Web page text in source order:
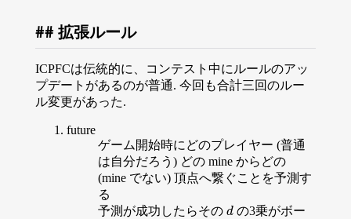
拡張ルール
ICPFCは伝統的に、コンテスト中にルールのアッ
プデートがあるのが普通. 今回も合計三回のルー
ル変更があった.
future
ゲーム開始時にどのプレイヤー (普通
は自分だろう) どの mine からどの
(mine でない) 頂点へ繋ぐことを予測す
る
予測が成功したらその d
d の3乗がボー